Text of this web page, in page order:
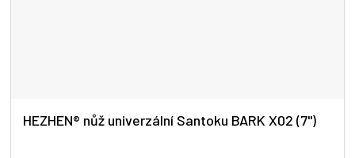
HEZHEN® nůž univerzální Santoku BARK X02 (7")